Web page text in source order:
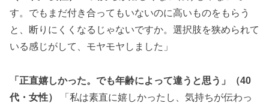
す。でもまだ付き合ってもいないのに高いものをもらう
と、断りにくくなるじゃないですか。選択肢を狭められて
いる感じがして、モヤモヤしました」
「正直嬉しかった。でも年齢によって違うと思う」（40
代・女性）
「私は素直に嬉しかったし、気持ちが伝わっ